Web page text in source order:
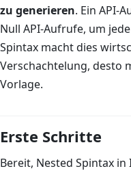
zu generieren. Ein API-
Null API-Aufrufe, um
Spintax macht dies
Verschachtelung, desto
Vorlage.
Erste Schritte
Bereit, Nested Spintax